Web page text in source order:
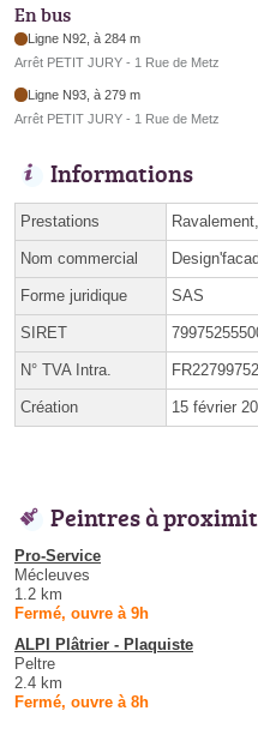
En bus
Ligne N92, à 284 m
Arrêt PETIT JURY - 1 Rue de Metz
Ligne N93, à 279 m
Arrêt PETIT JURY - 1 Rue de Metz
Informations
Prestations
Nom commercial
Forme juridique SAS
SIRET
N° TVA Intra.
Création 15 février
Peintres à
Pro-Service
Mécleuves
1.2 km
Fermé, ouvre à 9h
ALPI Plâtrier - Plaquiste
Peltre
2.4 km
Fermé, ouvre à 8h